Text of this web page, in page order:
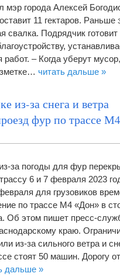
мэр города Алексей
11 гектаров. Раньше
свалка. Подрядчик готовит
работ. – Когда уберут
читать дальше »
из-за снега и ветра
фур по трассе М4
за погоды для фур
6 и 7 февраля 2023
для грузовиков
по трассе М4 «Дон» в
Об этом пишет пресс-
краю.
из-за сильного ветра и
стоят 50 машин. Дорогу
дальше »